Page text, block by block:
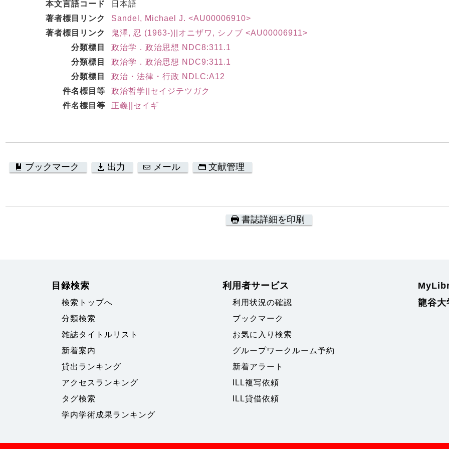
本文言語コード
日本語
著者標目リンク
Sandel, Michael J. <AU00006910>
著者標目リンク
鬼澤, 忍 (1963-)||オニザワ, シノブ <AU00006911>
分類標目
政治学．政治思想 NDC8:311.1
分類標目
政治学．政治思想 NDC9:311.1
分類標目
政治・法律・行政 NDLC:A12
件名標目等
政治哲学||セイジテツガク
件名標目等
正義||セイギ
ブックマーク 出力 メール 文献管理
書誌詳細を印刷
目録検索
検索トップへ
分類検索
雑誌タイトルリスト
新着案内
貸出ランキング
アクセスランキング
タグ検索
学内学術成果ランキング
利用者サービス
利用状況の確認
ブックマーク
お気に入り検索
グループワークルーム予約
新着アラート
ILL複写依頼
ILL貸借依頼
龍谷大